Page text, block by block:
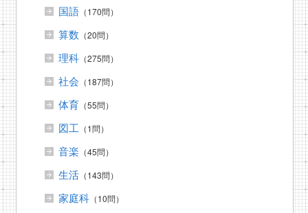
国語（170問）
算数 （20問）
理科（275問）
社会 （187問）
体育（55問）
図工 （1問）
音楽 （45問）
生活（143問）
家庭科（10問）